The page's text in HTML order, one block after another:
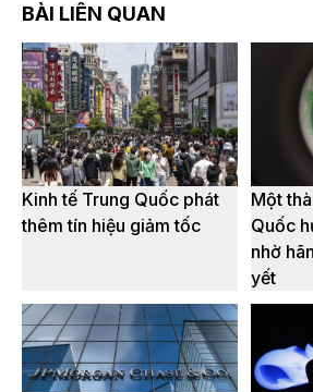
BÀI LIÊN QUAN
Kinh tế Trung Quốc phát
thêm tín hiệu giảm tốc
Một
Quốc
nhờ
yết